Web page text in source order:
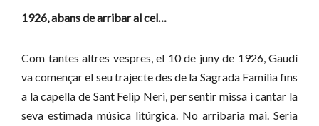
1926, abans de arribar al cel…
Com tantes altres vespres, el 10 de juny de 1926, Gaudí
va començar el seu trajecte des de la Sagrada Família fins
a la capella de Sant Felip Neri, per sentir missa i cantar la
seva estimada música litúrgica. No arribaria mai. Seria